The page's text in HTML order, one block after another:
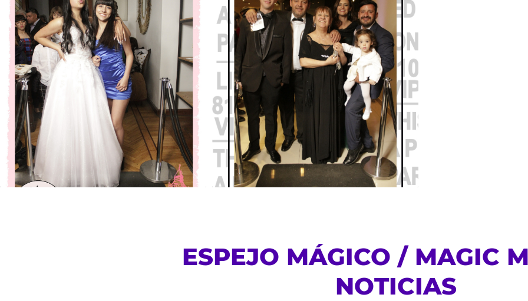
ESPEJO MÁGICO / MAGIC
NOTICIAS